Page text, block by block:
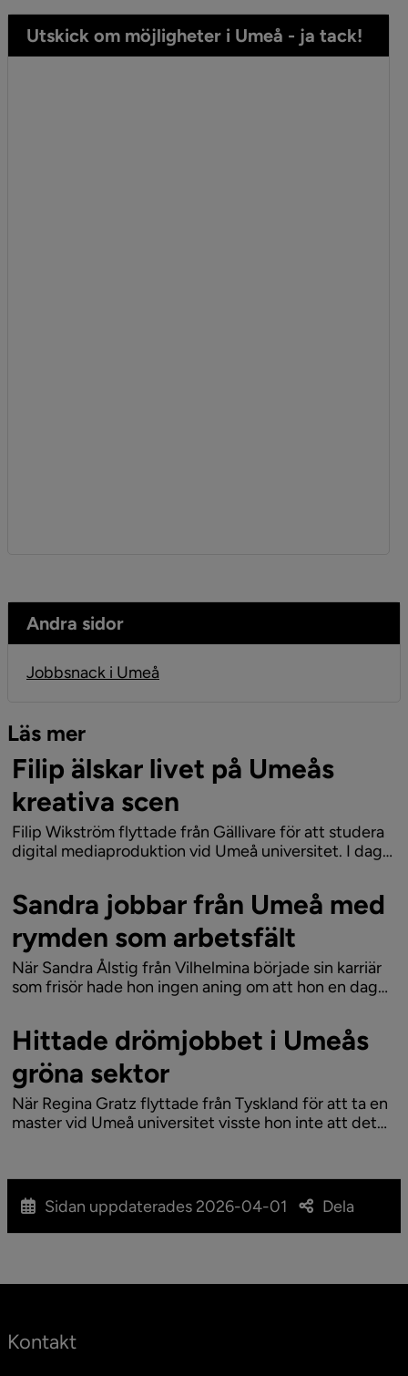
Utskick om möjligheter i Umeå - ja tack!
Andra sidor
Jobbsnack i Umeå
Läs mer
Filip älskar livet på Umeås
kreativa scen
Filip Wikström flyttade från Gällivare för att studera
digital mediaproduktion vid Umeå universitet. I dag
Umeås mest framgångsrika exportprodukter.
Sandra jobbar från Umeå med
rymden som arbetsfält
När Sandra Ålstig från Vilhelmina började sin karriär
som frisör hade hon ingen aning om att hon en dag
autonoma maskiner för månprojekt. Som forsknings-
och utvecklingsingenjör är hon...
Hittade drömjobbet i Umeås
gröna sektor
När Regina Gratz flyttade från Tyskland för att ta en
master vid Umeå universitet visste hon inte att det
Umeås blandning av stadsliv och...
Sidan uppdaterades 2026-04-01 Dela
Kontakt